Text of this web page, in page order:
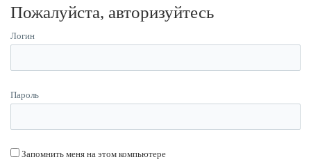
Пожалуйста, авторизуйтесь
Логин
Пароль
Запомнить меня на этом компьютере